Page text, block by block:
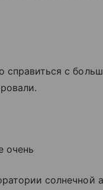
справиться с
очень
солнечной